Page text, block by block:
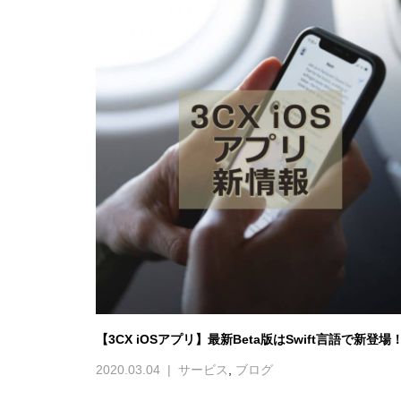
【3CX iOSアプリ】最新Beta版はSwift言語で新登場
2020.03.04 サービス,ブログ